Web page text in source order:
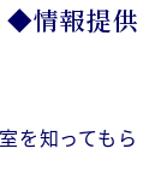
◆情報提供
を知ってもら